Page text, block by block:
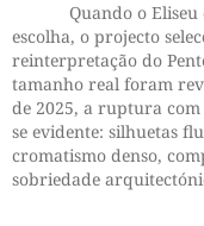
Quando o Eliseu e
escolha, o projecto
reinterpretação do
tamanho real foram
de 2025, a ruptura
se evidente: silhuetas
cromatismo denso,
sobriedade